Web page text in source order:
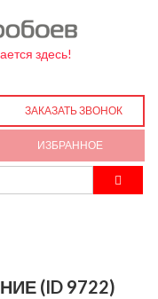
здесь!
ЗАКАЗАТЬ ЗВОНОК
ИЗБРАННОЕ
(ID 9722)